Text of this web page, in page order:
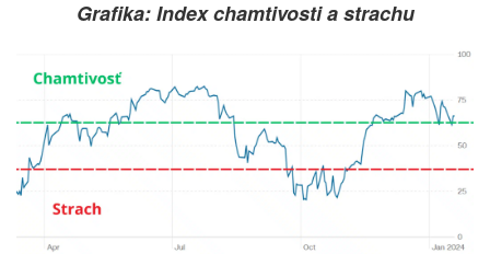
Grafika: Index chamtivosti a strachu